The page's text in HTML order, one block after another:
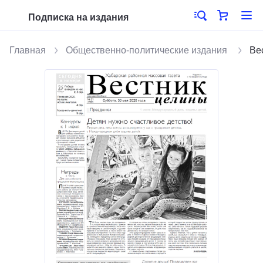
Подписка на издания
Главная Общественно-политические издания